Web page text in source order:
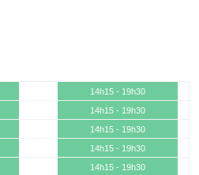
14h15 - 19h30
14h15 - 19h30
14h15 - 19h30
14h15 - 19h30
14h15 - 19h30